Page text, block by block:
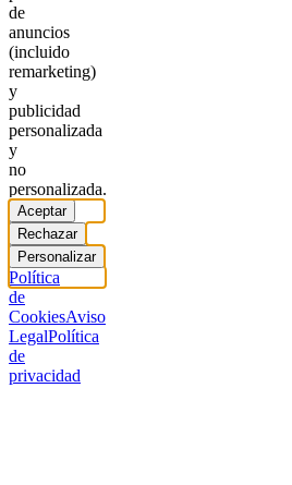
de
anuncios
(incluido
remarketing)
y
publicidad
personalizada
y
no
personalizada.
Aceptar
Rechazar
Personalizar
Política
de
CookiesAviso
LegalPolítica
de
privacidad